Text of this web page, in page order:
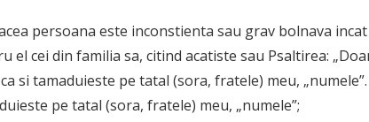
persoana este inconstienta sau grav bolnava
el cei din familia sa, citind acatiste sau Psaltirea:
si tamaduieste pe tatal (sora, fratele) meu,
pe tatal (sora, fratele) meu, „numele”;